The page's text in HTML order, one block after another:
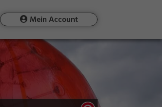
Mein Account